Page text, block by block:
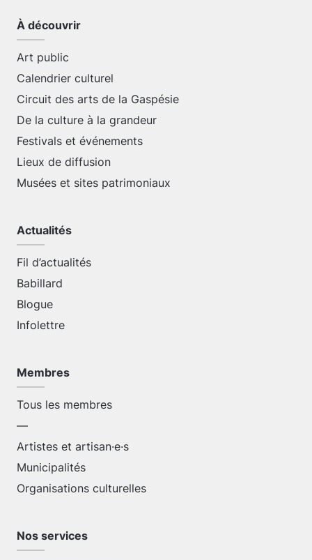
À découvrir
Art public
Calendrier culturel
Circuit des arts de la Gaspésie
De la culture à la grandeur
Festivals et événements
Lieux de diffusion
Musées et sites patrimoniaux
Actualités
Fil d’actualités
Babillard
Blogue
Infolettre
Membres
Tous les membres
—
Artistes et artisan·e·s
Municipalités
Organisations culturelles
Nos services